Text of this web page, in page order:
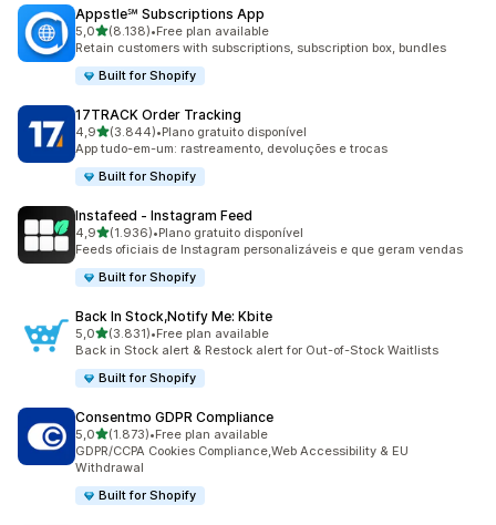
Appstle℠ Subscriptions App
5,0de 5 estrelas
(8.138)
8138 total de avaliações
•Free plan available
Retain customers with subscriptions, subscription box, bundles
Built for Shopify
17TRACK Order Tracking
4,9de 5 estrelas
(3.844)
3844 total de avaliações
•Plano gratuito disponível
App tudo-em-um: rastreamento, devoluções e trocas
Built for Shopify
Instafeed ‑ Instagram Feed
4,9de 5 estrelas
(1.936)
1936 total de avaliações
•Plano gratuito disponível
Feeds oficiais de Instagram personalizáveis e que geram vendas
Built for Shopify
Back In Stock,Notify Me: Kbite
5,0de 5 estrelas
(3.831)
3831 total de avaliações
•Free plan available
Back in Stock alert & Restock alert for Out-of-Stock Waitlists
Built for Shopify
Consentmo GDPR Compliance
5,0de 5 estrelas
(1.873)
1873 total de avaliações
•Free plan available
GDPR/CCPA Cookies Compliance,Web Accessibility & EU
Withdrawal
Built for Shopify